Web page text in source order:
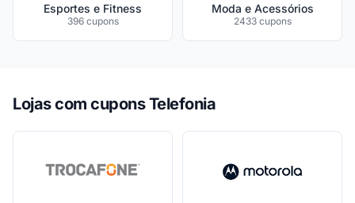
Esportes e Fitness
396 cupons
Moda e Acessórios
2433 cupons
Lojas com cupons Telefonia